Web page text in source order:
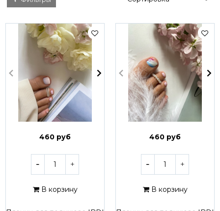
460 руб
В корзину
460 руб
В корзину